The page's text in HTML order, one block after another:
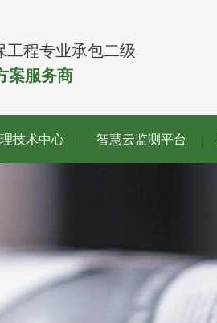
程专业承包二级
案服务商
技术中心 智慧云监测平台